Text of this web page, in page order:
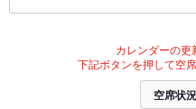
カレンダーの更
下記ボタンを押して空
空席状